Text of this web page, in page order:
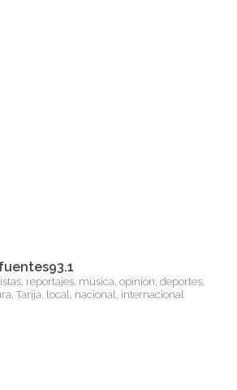
reportajes, música, opinión, deportes,
Tarija, local, nacional, internacional